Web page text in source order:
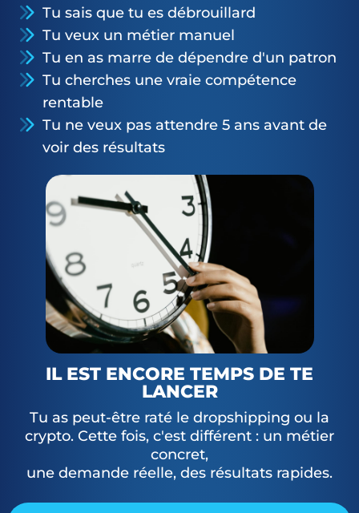
Tu sais que tu es débrouillard
Tu veux un métier manuel
Tu en as marre de dépendre d'un patron
Tu cherches une vraie compétence
rentable
Tu ne veux pas attendre 5 ans avant de
voir des résultats
IL EST ENCORE TEMPS DE TE
LANCER
Tu as peut-être raté le dropshipping ou la
crypto. Cette fois, c'est différent : un métier
concret,
une demande réelle, des résultats rapides.